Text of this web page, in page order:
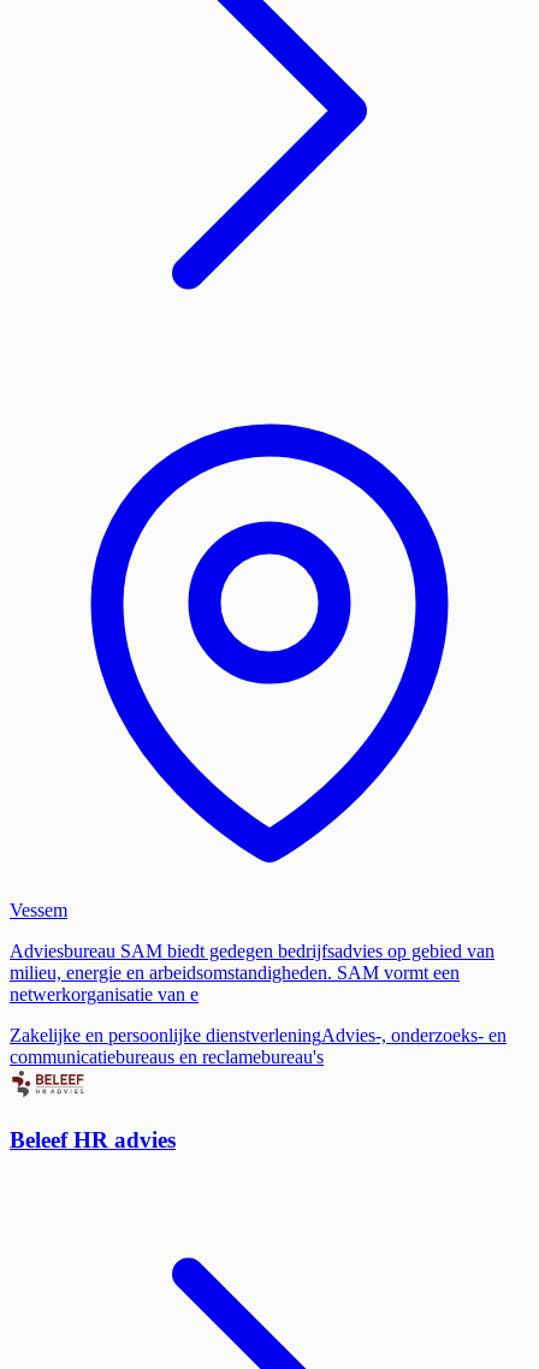
Vessem
Adviesbureau SAM biedt gedegen bedrijfsadvies op gebied van
milieu, energie en arbeidsomstandigheden. SAM vormt een
netwerkorganisatie van e
Zakelijke en persoonlijke dienstverleningAdvies-, onderzoeks- en
communicatiebureaus en reclamebureau's
Beleef HR advies